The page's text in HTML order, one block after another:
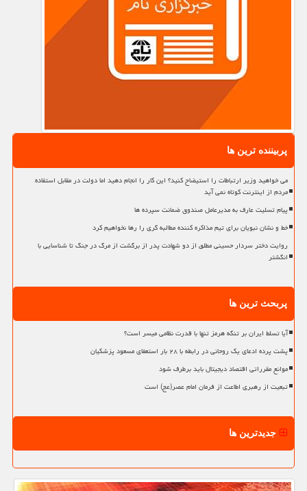
پربیننده ترین ها
می خواهید وزیر ارتباطات را استیضاح کنید؟ این کار را انجام دهید اما دولت در مقابل استفاده
مردم از اینترنت کوتاه نمی آید
پیام تسلیت عارف به مدیرعامل صندوق ضمانت سپرده ها
خط و نشان نبویان برای تیم مذاکره کننده مطالبه گری را رها نخواهیم کرد
روایت دختر سردار حسینی مطلق از دو شهادت پدر از برگشت از مرگ در جنگ تا شناسایی با
انگشتر
پربحث ترین ها
آیا تسلط ایران بر تنگه هرمز تنها با قدرت نظامی میسر است؟
پشت پرده ادعای یک روحانی در رابطه با ۲۸ بار استعفای مسعود پزشکیان
موانع مقرراتی اقتصاد دیجیتال باید برطرف شود
تبعیت از رهبری اطاعت از فرمان امام عصر(عج) است
جدیدترین ها